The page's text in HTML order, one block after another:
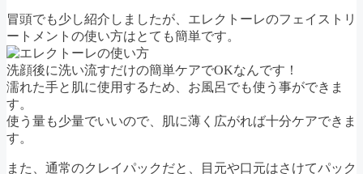
冒頭でも少し紹介しましたが、エレクトーレのフェイストリ
ートメントの使い方はとても簡単です。
洗顔後に洗い流すだけの簡単ケアでOKなんです！
濡れた手と肌に使用するため、お風呂でも使う事ができま
す。
使う量も少量でいいので、肌に薄く広がれば十分ケアできま
す。
また、通常のクレイパックだと、目元や口元はさけてパック